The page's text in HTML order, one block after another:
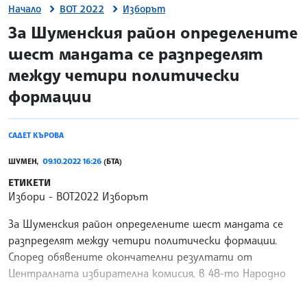
Начало ВОТ 2022 Изборът
site.bta
За Шуменския район определените
шест мандата се разпределят
между четири политически
формации
САДЕТ КЪРОВА
ШУМЕН, 09.10.2022 16:26 (БТА)
ЕТИКЕТИ
Избори
ВОТ2022 Изборът
За Шуменския район определените шест мандата се
разпределят между четири политически формации.
Според обявените окончателни резултати от
Централната избирателна комисия, в 48-то Народно